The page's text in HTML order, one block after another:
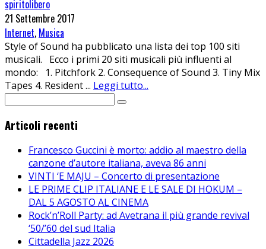
spiritolibero
21 Settembre 2017
Internet, Musica
Style of Sound ha pubblicato una lista dei top 100 siti
musicali. Ecco i primi 20 siti musicali più influenti al
mondo: 1. Pitchfork 2. Consequence of Sound 3. Tiny Mix
Tapes 4. Resident... Leggi tutto...
Articoli recenti
Francesco Guccini è morto: addio al maestro della
canzone d’autore italiana, aveva 86 anni
VINTI ‘E MAJU – Concerto di presentazione
LE PRIME CLIP ITALIANE E LE SALE DI HOKUM –
DAL 5 AGOSTO AL CINEMA
Rock’n’Roll Party: ad Avetrana il più grande revival
‘50/’60 del sud Italia
Cittadella Jazz 2026